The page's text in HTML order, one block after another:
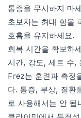
통증을 무시하지 마
초보자는 최대 힘을
호흡을 유지하세요.
회복 시간을 확보하
시간, 강도, 세트 수,
Frez는 훈련과 측정
다. 통증, 부상, 질환
로 사용해서는 안 됩